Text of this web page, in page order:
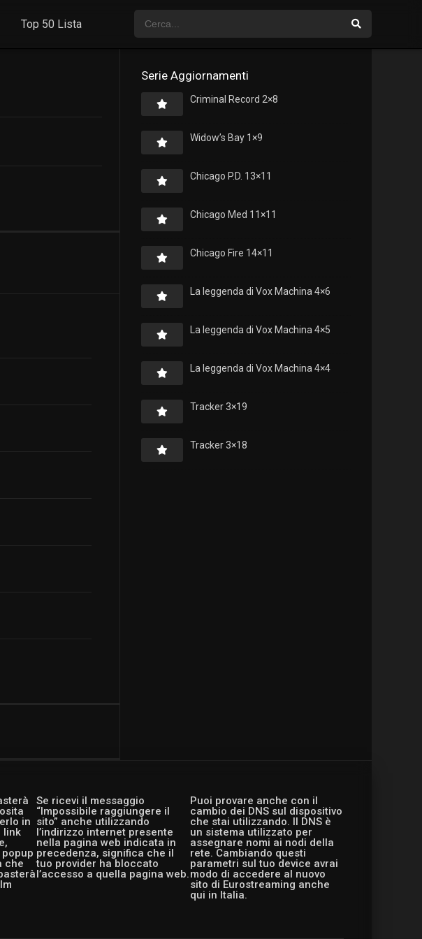
Top 50 Lista
Serie Aggiornamenti
Criminal Record 2×8
Widow’s Bay 1×9
Chicago P.D. 13×11
Chicago Med 11×11
Chicago Fire 14×11
La leggenda di Vox Machina 4×6
La leggenda di Vox Machina 4×5
La leggenda di Vox Machina 4×4
Tracker 3×19
Tracker 3×18
in
link
che
Se ricevi il messaggio
“Impossibile raggiungere il
sito” anche utilizzando
l’indirizzo internet presente
nella pagina web indicata in
precedenza, significa che il
tuo provider ha bloccato
l’accesso a quella pagina web.
Puoi provare anche con il
cambio dei DNS sul dispositivo
che stai utilizzando. Il DNS è
un sistema utilizzato per
assegnare nomi ai nodi della
rete. Cambiando questi
parametri sul tuo device avrai
modo di accedere al nuovo
sito di Eurostreaming anche
qui in Italia.